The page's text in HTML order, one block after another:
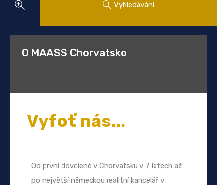
Vyhledávání
O MAASS Chorvatsko
Vyfoť nás...
Od první dovolené v Chorvatsku v 7 letech až
po největší německou realitní kancelář v